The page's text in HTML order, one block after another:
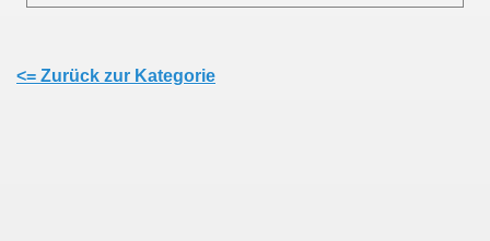
<= Zurück zur Kategorie